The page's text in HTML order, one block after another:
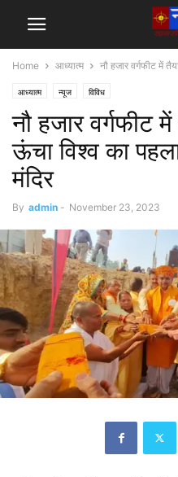
Home आध्यात्म नौ हजार वर्गफीट में
आध्यात्म न्यूज विविध
नौ हजार वर्गफीट
ऊंचा विश्व का
मंदिर
By admin - November 23, 2023